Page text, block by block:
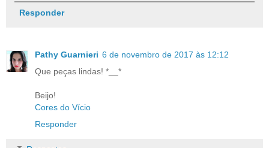
Responder
Pathy Guarnieri 6 de novembro de 2017 às 12:12
Que peças lindas! *__*
Beijo!
Cores do Vício
Responder